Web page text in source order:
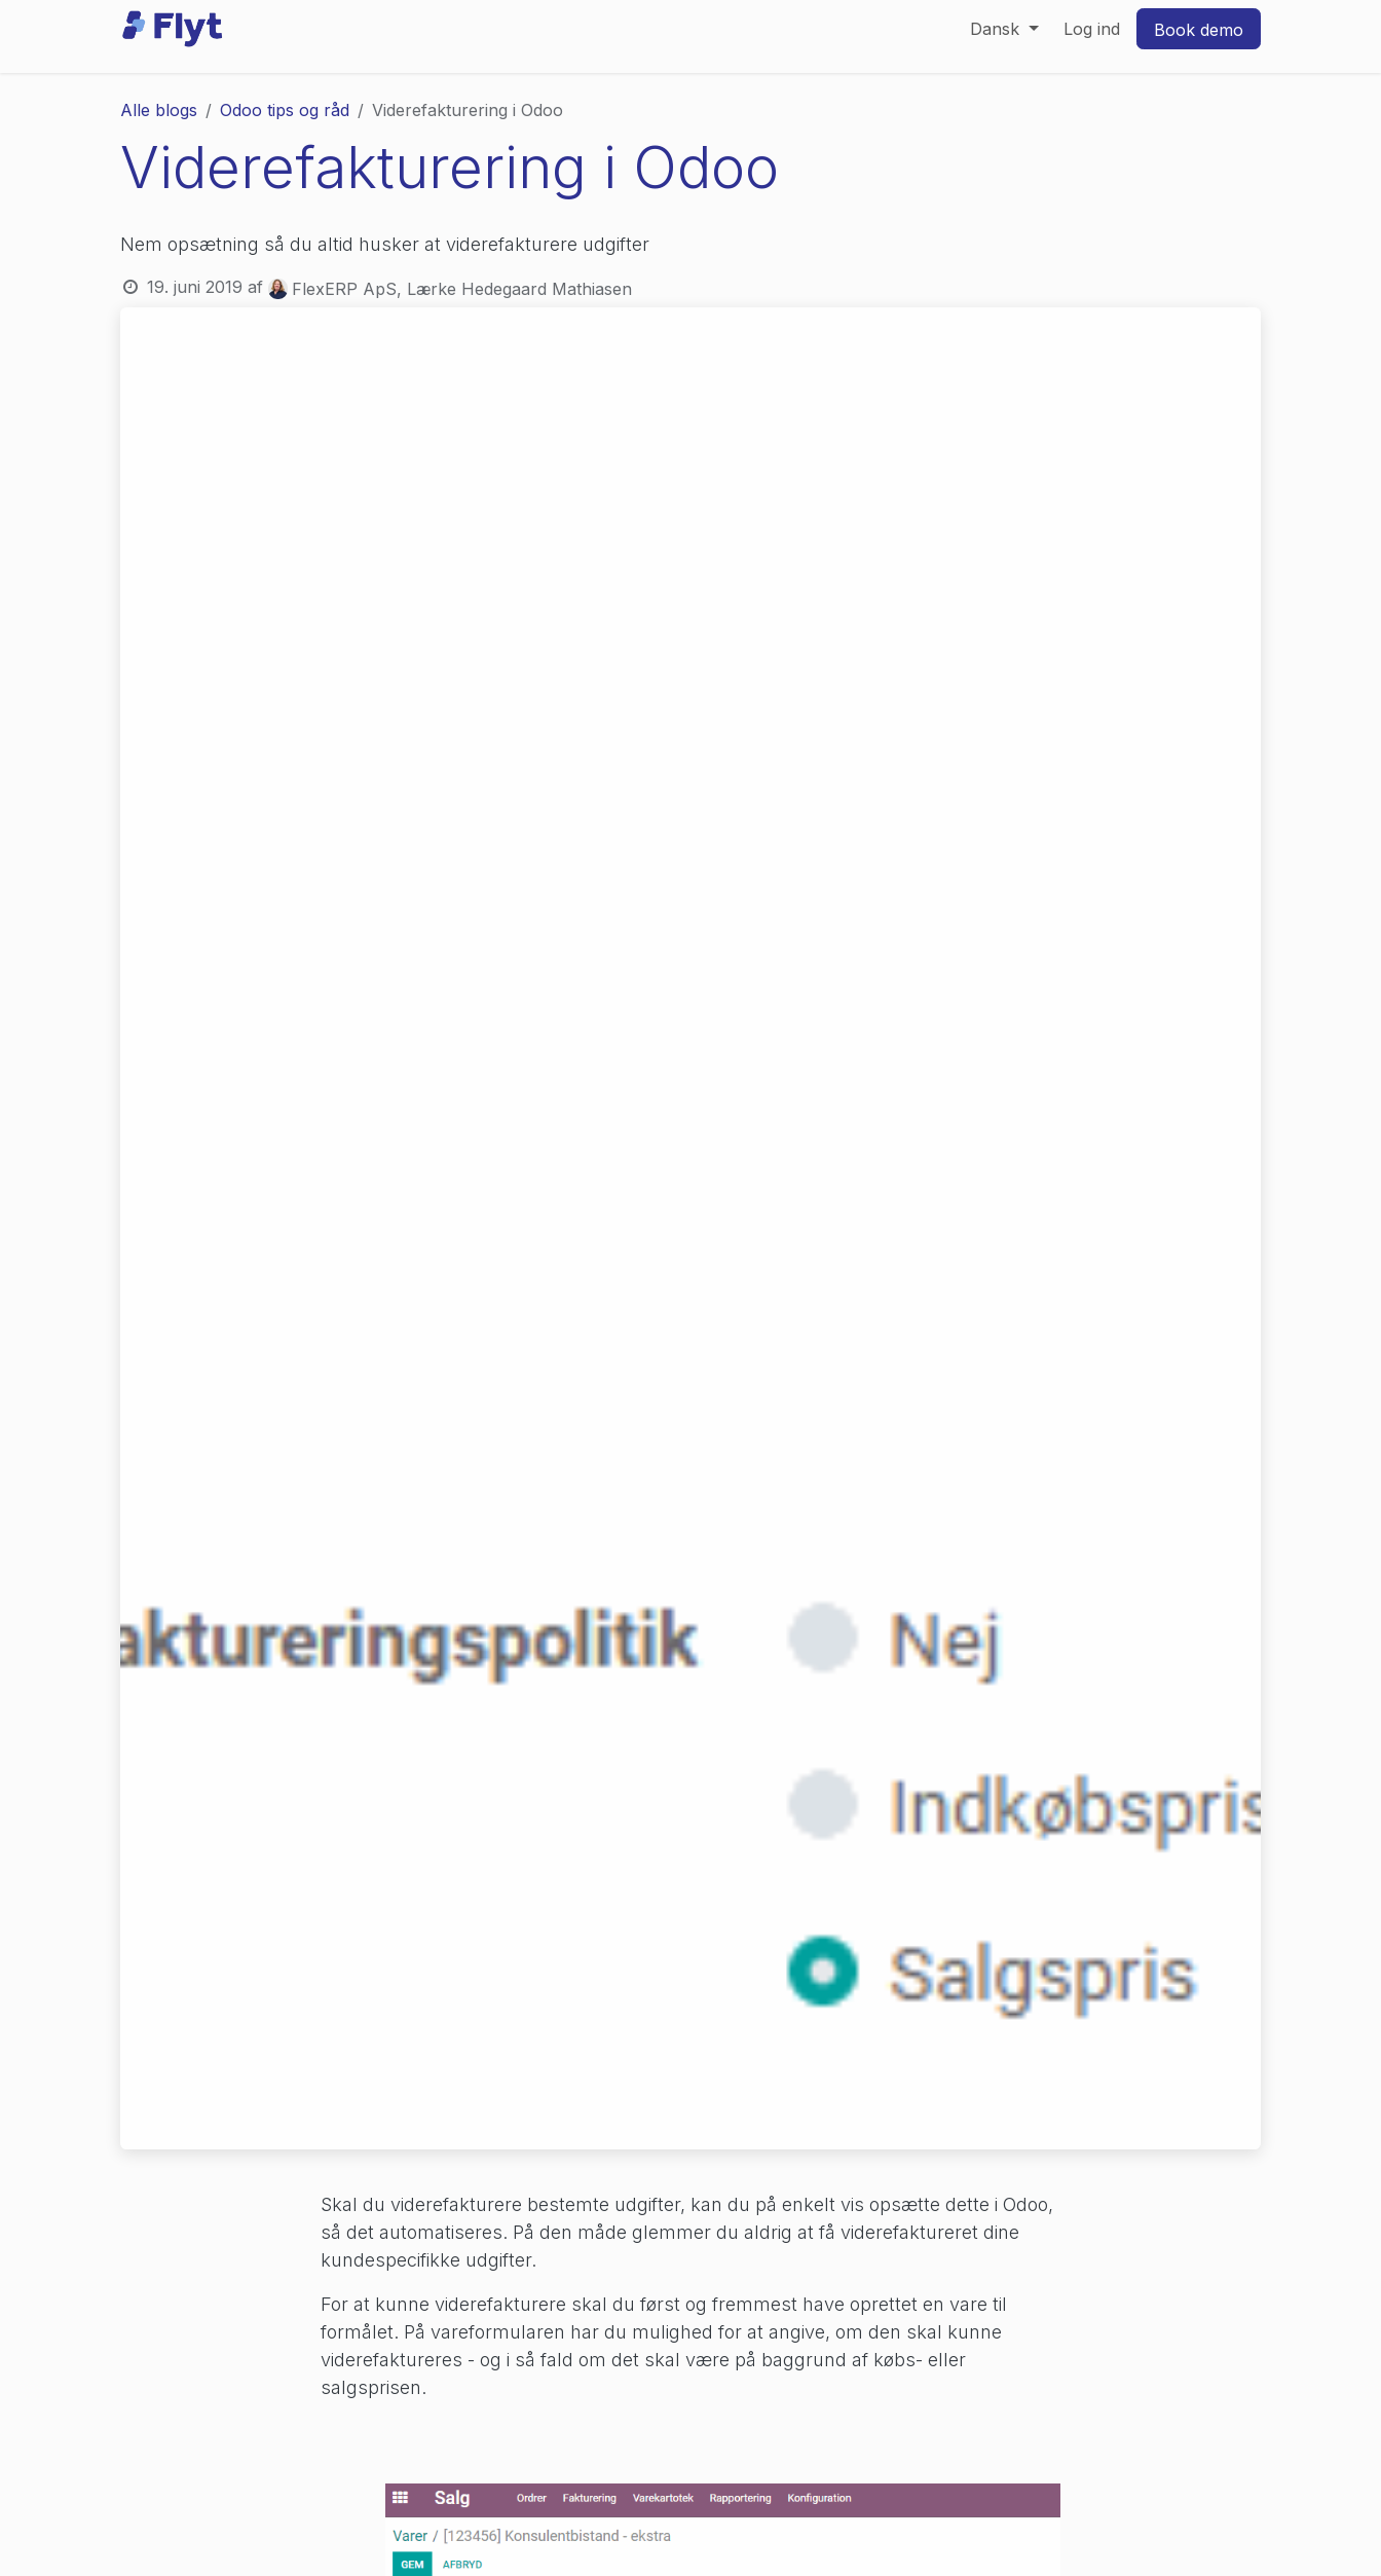
Dansk Log ind Book demo
Alle blogs Odoo tips og råd Viderefakturering i Odoo
Viderefakturering i Odoo
Nem opsætning så du altid husker at viderefakturere udgifter
19. juni 2019 af FlexERP ApS, Lærke Hedegaard Mathiasen
Skal du viderefakturere bestemte udgifter, kan du på enkelt vis opsætte dette i Odoo,
så det automatiseres. På den måde glemmer du aldrig at få viderefaktureret dine
kundespecifikke udgifter.
For at kunne viderefakturere skal du først og fremmest have oprettet en vare til
formålet. På vareformularen har du mulighed for at angive, om den skal kunne
viderefaktureres - og i så fald om det skal være på baggrund af købs- eller
salgsprisen.